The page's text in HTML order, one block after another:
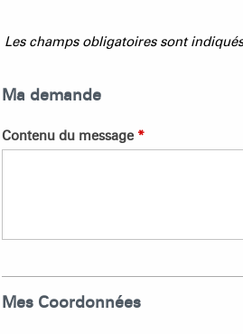
Les champs obligatoires sont
Ma demande
Contenu du message *
Mes Coordonnées